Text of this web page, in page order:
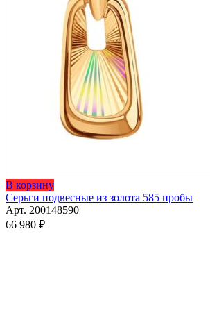
В корзину
Серьги подвесные из золота 585 пробы
Арт. 200148590
66 980 ₽